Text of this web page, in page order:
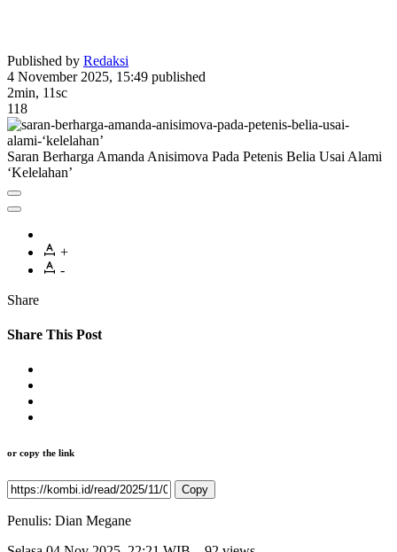
Published by Redaksi
4 November 2025, 15:49 published
2min, 11sc
118
Saran Berharga Amanda Anisimova Pada Petenis Belia Usai Alami
‘Kelelahan’
+
-
Share
Share This Post
or copy the link
Copy
Penulis: Dian Megane